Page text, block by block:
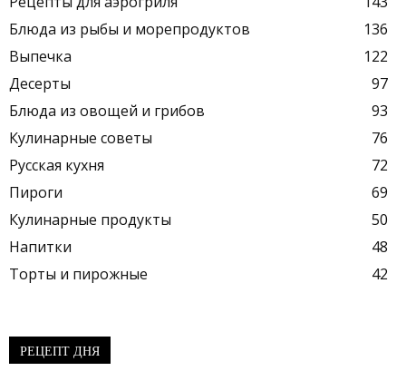
Блюда из рыбы и морепродуктов
136
Выпечка
122
Десерты
97
Блюда из овощей и грибов
93
Кулинарные советы
76
Русская кухня
72
Пироги
69
Кулинарные продукты
50
Напитки
48
Торты и пирожные
42
РЕЦЕПТ ДНЯ